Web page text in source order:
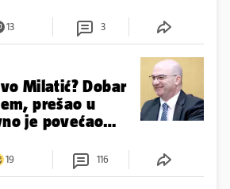
13 3
Milatić? Dobar
prešao u
je povećao
19 116